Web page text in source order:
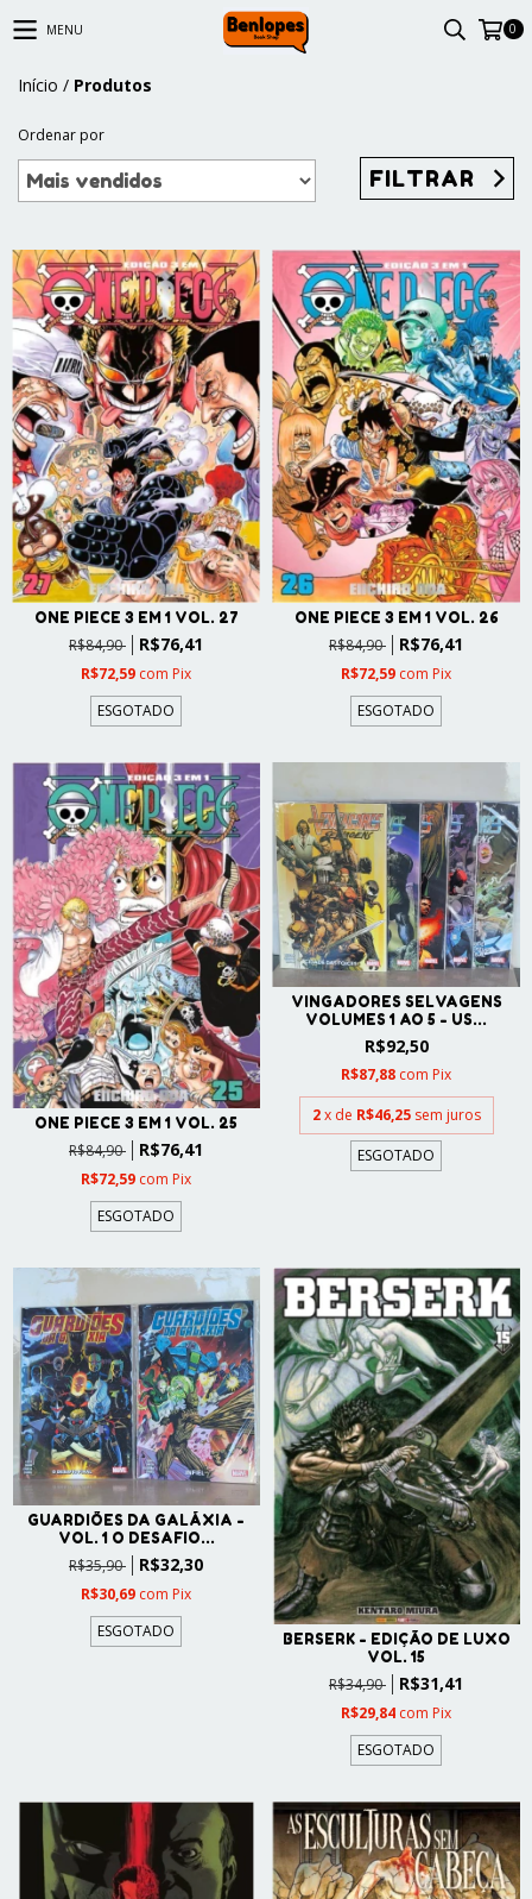
MENU 0
Início / Produtos
Ordenar por
FILTRAR
ONE PIECE 3 EM 1 VOL. 27
R$84,90 R$76,41
R$72,59 com Pix
ESGOTADO
ONE PIECE 3 EM 1 VOL. 26
R$84,90 R$76,41
R$72,59 com Pix
ESGOTADO
ONE PIECE 3 EM 1 VOL. 25
R$84,90 R$76,41
R$72,59 com Pix
ESGOTADO
VINGADORES SELVAGENS
VOLUMES 1 AO 5 - US...
R$92,50
R$87,88 com Pix
2 x de R$46,25 sem juros
ESGOTADO
GUARDIÕES DA GALÁXIA -
VOL. 1 O DESAFIO...
R$35,90 R$32,30
R$30,69 com Pix
ESGOTADO
BERSERK - EDIÇÃO DE LUXO
VOL. 15
R$34,90 R$31,41
R$29,84 com Pix
ESGOTADO